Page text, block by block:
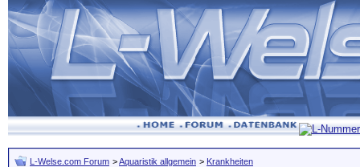
L-Welse.com Forum >Aquaristik allgemein > Krankheiten